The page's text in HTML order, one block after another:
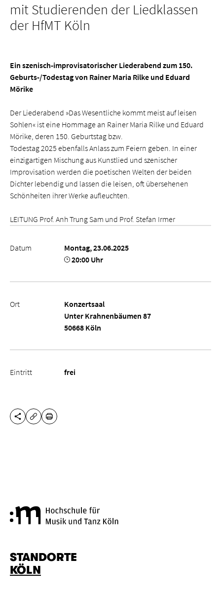
mit Studierenden der Liedklassen
der HfMT Köln
Ein szenisch-improvisatorischer Liederabend zum 150.
Geburts-/Todestag von Rainer Maria Rilke und Eduard
Mörike
Der Liederabend »Das Wesentliche kommt meist auf leisen
Sohlen« ist eine Hommage an Rainer Maria Rilke und Eduard
Mörike, deren 150. Geburtstag bzw.
Todestag 2025 ebenfalls Anlass zum Feiern geben. In einer
einzigartigen Mischung aus Kunstlied und szenischer
Improvisation werden die poetischen Welten der beiden
Dichter lebendig und lassen die leisen, oft übersehenen
Schönheiten ihrer Werke aufleuchten.
LEITUNG Prof. Anh Trung Sam und Prof. Stefan Irmer
Datum
Montag, 23.06.2025
20:00 Uhr
Ort
Konzertsaal
Unter Krahnenbäumen 87
50668 Köln
Eintritt frei
DIESE SEITE TEILEN
URL KOPIEREN
DRUCKEN
STANDORTE
KÖLN